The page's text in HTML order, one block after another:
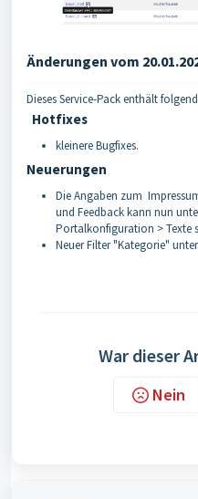
Änderungen vom
Dieses Service-Pack enthält
Hotfixes
kleinere Bugfixes.
Neuerungen
Die Angaben zum
und Feedback kann nun
Portalkonfiguration > Texte
Neuer Filter "Kategorie"
War dieser
Nein